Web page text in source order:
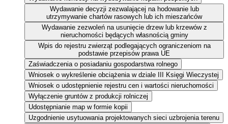
Wydawanie decyzji zezwalającej na hodowanie lub
utrzymywanie chartów rasowych lub ich mieszańców
Wydawanie zezwoleń na usunięcie drzew lub krzewów z
nieruchomości będących własnością gminy
Wpis do rejestru zwierząt podlegających ograniczeniom na
podstawie przepisów prawa UE
Zaświadczenia o posiadaniu gospodarstwa rolnego
Wniosek o wykreślenie obciążenia w dziale III Księgi Wieczystej
Wniosek o udostępnienie rejestru cen i wartości nieruchomości
Wyłączenie gruntów z produkcji rolniczej
Udostępnianie map w formie kopii
Uzgodnienie usytuowania projektowanych sieci uzbrojenia terenu